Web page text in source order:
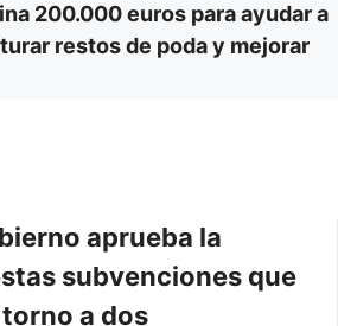
200.000 euros para ayudar a
restos de poda y mejorar
aprueba la
subvenciones que
a dos